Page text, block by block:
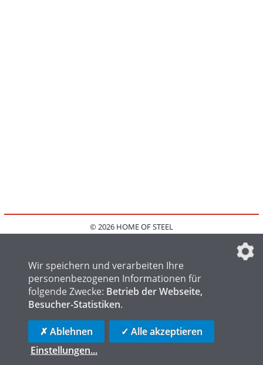
© 2026 HOME OF STEEL
IMPRESSUM
FAQ
DATENSCHUTZEINSTELLUNGEN
HOME OF LOGISTICS
Wir speichern und verarbeiten Ihre
personenbezogenen Informationen für
folgende Zwecke: Betrieb der Webseite,
Besucher-Statistiken.
✗ Ablehnen
✓ Alle akzeptieren
Einstellungen...